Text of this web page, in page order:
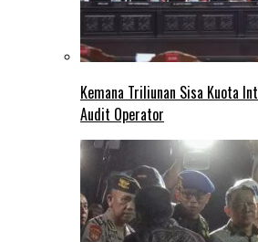
Kemana Triliunan Sisa Kuota
Audit Operator